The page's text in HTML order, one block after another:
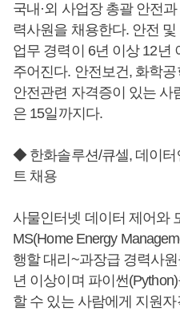
국내·외 사업장 총괄 안전
력사원을 채용한다. 안전
업무 경력이 6년 이상 12년
주어진다. 안전보건, 화학
안전관련 자격증이 있는 사
은 15일까지다.
◆ 한화솔루션/큐셀, 데이
트 채용
사물인터넷 데이터 제어와
MS(Home Energy
행할 대리~과장급 경력사
년 이상이며 파이썬
할 수 있는 사람에게 지원